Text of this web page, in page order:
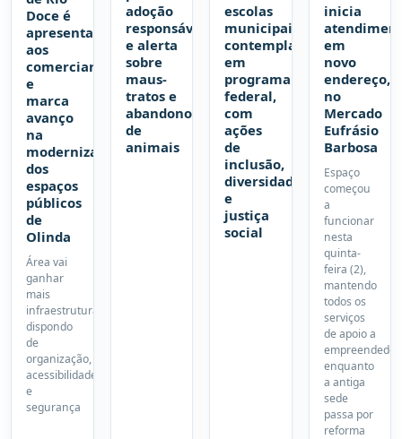
Doce é
apresentada
aos
comerciantes
e
marca
avanço
na
modernização
dos
espaços
públicos
de
Olinda
Área vai
ganhar
mais
infraestrutura,
dispondo
de
organização,
acessibilidade
e
segurança
adoção
responsável
e alerta
sobre
maus-
tratos e
abandono
de
animais
escolas
municipais
contempladas
em
programa
federal,
com
ações
de
inclusão,
diversidade
e
justiça
social
inicia
em
novo
endereço,
no
Mercado
Eufrásio
Barbosa
Espaço
começou
a
funcionar
nesta
quinta-
feira (2),
mantendo
todos os
serviços
de apoio a
enquanto
a antiga
sede
passa por
reforma